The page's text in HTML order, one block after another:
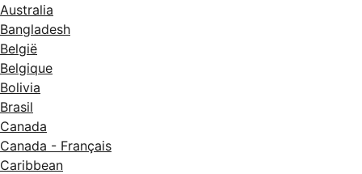
Australia
Bangladesh
België
Belgique
Bolivia
Brasil
Canada
Canada - Français
Caribbean